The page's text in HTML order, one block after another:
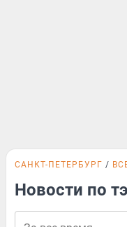
САНКТ-ПЕТЕРБУРГ
Новости по